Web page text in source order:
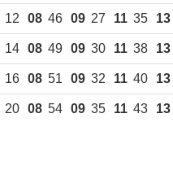
12 08 46 09 27 11 35 13
14 08 49 09 30 11 38 13
16 08 51 09 32 11 40 13
20 08 54 09 35 11 43 13